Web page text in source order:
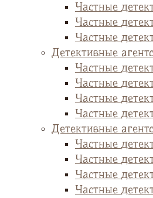
Частные
Частные
Частные
Детективные
Частные
Частные
Частные
Частные
Детективные
Частные
Частные
Частные
Частные